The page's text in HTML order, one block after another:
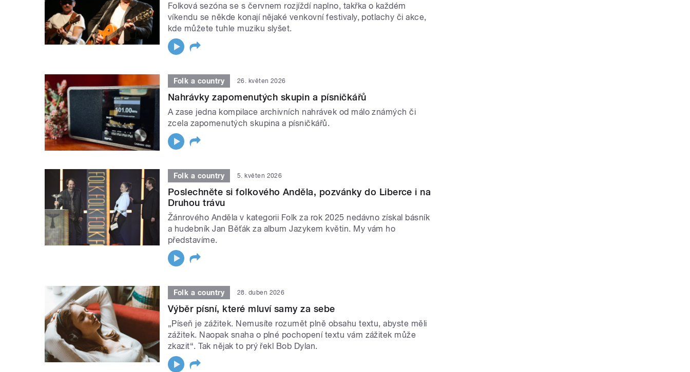
Folková sezóna se s červnem rozjíždí naplno, takřka o každém
víkendu se někde konají nějaké venkovní festivaly, potlachy či akce,
kde můžete tuhle muziku slyšet.
Folk a country 26. květen 2026
Nahrávky zapomenutých skupin a písničkářů
A zase jedna kompilace archivních nahrávek od málo známých či
zcela zapomenutých skupina a písničkářů.
Folk a country 5. květen 2026
Poslechněte si folkového Anděla, pozvánky do Liberce i na
Druhou trávu
Žánrového Anděla v kategorii Folk za rok 2025 nedávno získal básník
a hudebník Jan Běťák za album Jazykem květin. My vám ho
představíme.
Folk a country 28. duben 2026
Výběr písní, které mluví samy za sebe
„Píseň je zážitek. Nemusíte rozumět plně obsahu textu, abyste měli
zážitek. Naopak snaha o plné pochopení textu vám zážitek může
zkazit“. Tak nějak to prý řekl Bob Dylan.